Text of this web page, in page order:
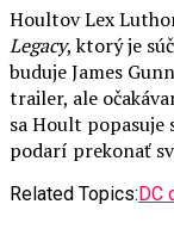
Houltov Lex
Legacy, ktorý je
buduje James
trailer, ale
sa Hoult popasuje
podarí prekonať
Related Topics: DC